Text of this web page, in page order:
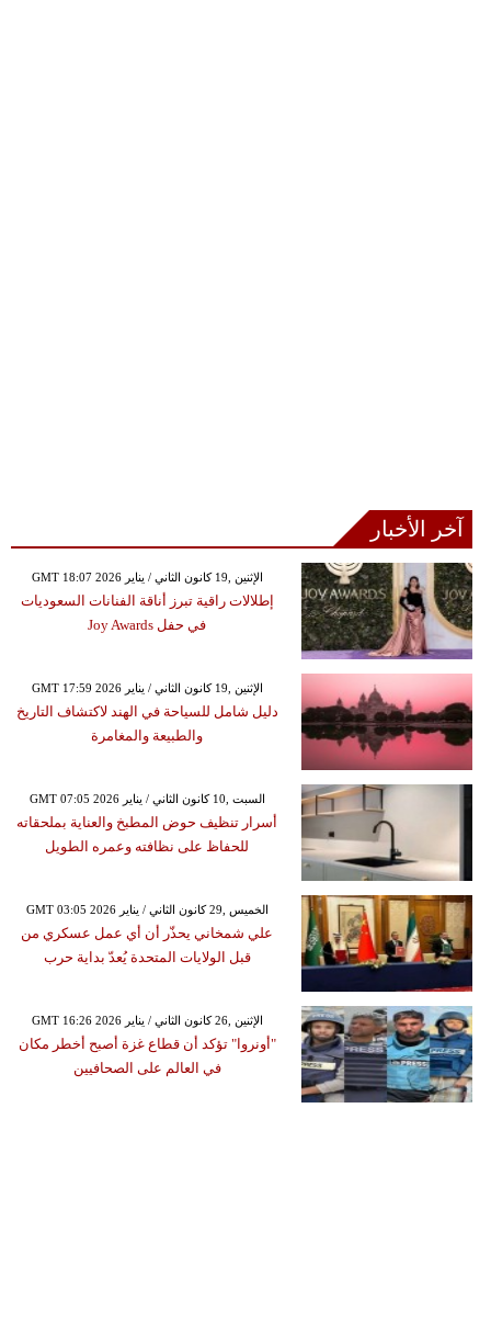
آخر الأخبار
GMT 18:07 2026 الإثنين ,19 كانون الثاني / يناير
إطلالات راقية تبرز أناقة الفنانات السعوديات
في حفل Joy Awards
GMT 17:59 2026 الإثنين ,19 كانون الثاني / يناير
دليل شامل للسياحة في الهند لاكتشاف التاريخ
والطبيعة والمغامرة
GMT 07:05 2026 السبت ,10 كانون الثاني / يناير
أسرار تنظيف حوض المطبخ والعناية بملحقاته
للحفاظ على نظافته وعمره الطويل
GMT 03:05 2026 الخميس ,29 كانون الثاني / يناير
علي شمخاني يحذّر أن أي عمل عسكري من
قبل الولايات المتحدة يُعدّ بداية حرب
GMT 16:26 2026 الإثنين ,26 كانون الثاني / يناير
"أونروا" تؤكد أن قطاع غزة أصبح أخطر مكان
في العالم على الصحافيين